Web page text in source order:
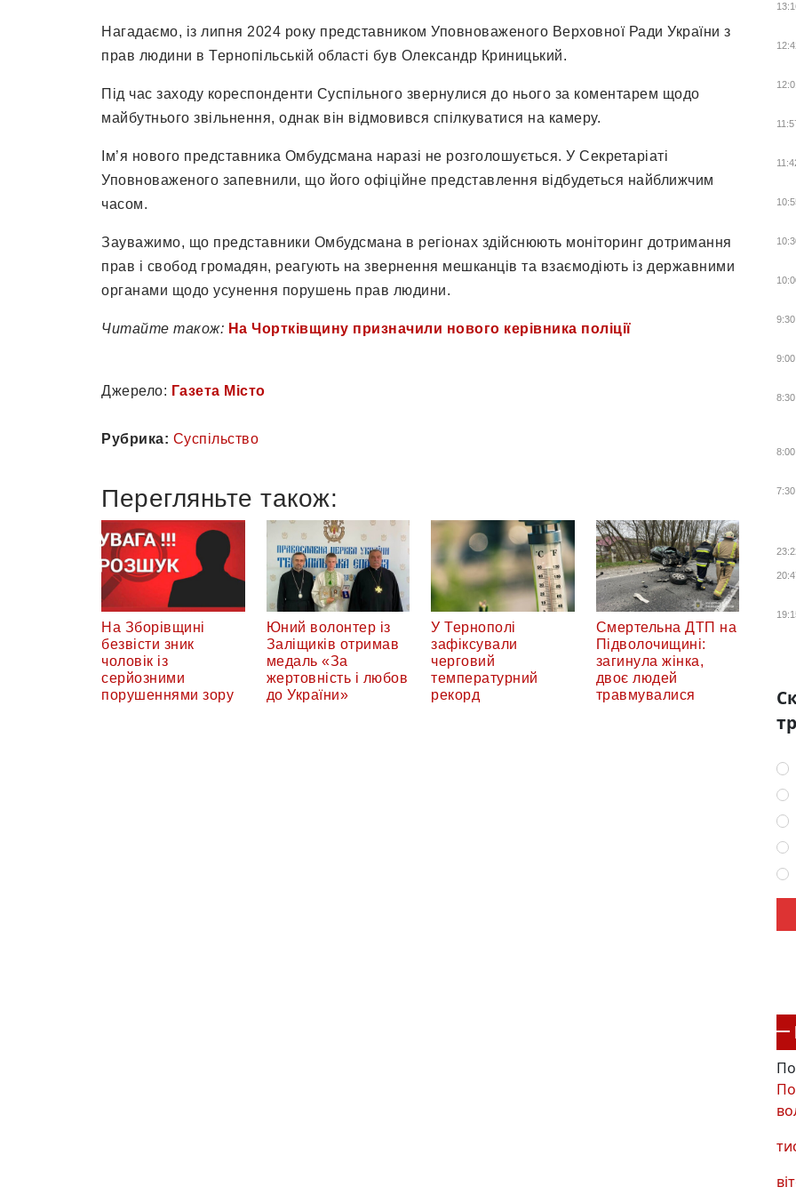
Нагадаємо, із липня 2024 року представником Уповноваженого Верховної Ради України з
прав людини в Тернопільській області був Олександр Криницький.
Під час заходу кореспонденти Суспільного звернулися до нього за коментарем щодо
майбутнього звільнення, однак він відмовився спілкуватися на камеру.
Ім’я нового представника Омбудсмана наразі не розголошується. У Секретаріаті
Уповноваженого запевнили, що його офіційне представлення відбудеться найближчим
часом.
Зауважимо, що представники Омбудсмана в регіонах здійснюють моніторинг дотримання
прав і свобод громадян, реагують на звернення мешканців та взаємодіють із державними
органами щодо усунення порушень прав людини.
Читайте також: На Чортківщину призначили нового керівника поліції
Джерело: Газета Місто
Рубрика: Суспільство
Перегляньте також:
На Зборівщині
безвісти зник
чоловік із
серйозними
порушеннями зору
Юний волонтер із
Заліщиків отримав
медаль «За
жертовність і любов
до України»
У Тернополі
зафіксували
черговий
температурний
рекорд
Смертельна ДТП на
Підволочищині:
загинула жінка,
двоє людей
травмувалися
9:30
9:00
8:30
8:00
7:30